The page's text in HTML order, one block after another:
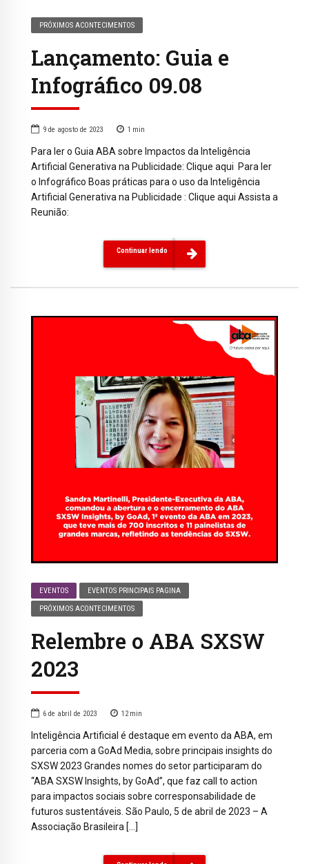
PRÓXIMOS ACONTECIMENTOS
Lançamento: Guia e
Infográfico 09.08
9 de agosto de 2023 1 min
Para ler o Guia ABA sobre Impactos da Inteligência
Artificial Generativa na Publicidade: Clique aqui Para ler
o Infográfico Boas práticas para o uso da Inteligência
Artificial Generativa na Publicidade : Clique aqui Assista a
Reunião:
Continuar lendo
EVENTOS EVENTOS PRINCIPAIS PAGINA
PRÓXIMOS ACONTECIMENTOS
Relembre o ABA SXSW
2023
6 de abril de 2023 12 min
Inteligência Artificial é destaque em evento da ABA, em
parceria com a GoAd Media, sobre principais insights do
SXSW 2023 Grandes nomes do setor participaram do
“ABA SXSW Insights, by GoAd”, que faz call to action
para impactos sociais sobre corresponsabilidade de
futuros sustentáveis. São Paulo, 5 de abril de 2023 – A
Associação Brasileira […]